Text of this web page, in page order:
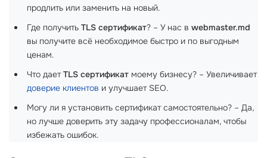
продлить или заменить на новый.
Где получить TLS сертификат? – У нас в webmaster.md
вы получите всё необходимое быстро и по выгодным
ценам.
Что даетTLS сертификат моему бизнесу? – Увеличивает
доверие клиентов и улучшает SEO.
Могу ли я установить сертификат самостоятельно? – Да,
но лучше доверить эту задачу профессионалам, чтобы
избежать ошибок.